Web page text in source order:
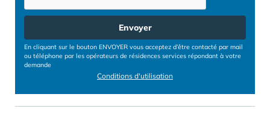
Envoyer
En cliquant sur le bouton ENVOYER vous acceptez d’être contacté par mail
ou téléphone par les opérateurs de résidences services répondant à votre
demande
Conditions d'utilisation